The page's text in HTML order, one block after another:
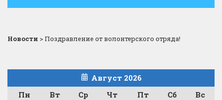
Новости >Поздравление от волонтерского отряда!
Август 2026
Пн
Вт Ср Чт Пт Сб
Вс